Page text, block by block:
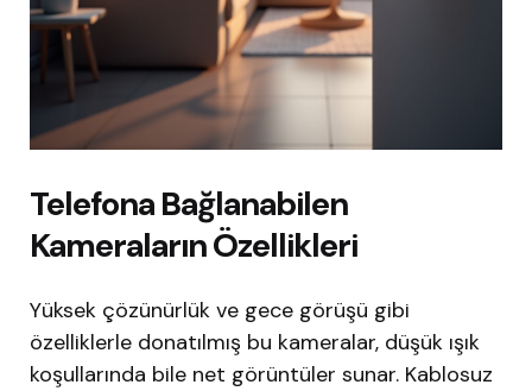
Telefona Bağlanabilen
Kameraların Özellikleri
Yüksek çözünürlük ve gece görüşü gibi
özelliklerle donatılmış bu kameralar, düşük ışık
koşullarında bile net görüntüler sunar. Kablosuz